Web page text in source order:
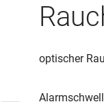
optischer